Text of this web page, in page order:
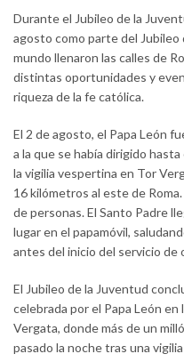
Durante el Jubileo de la
agosto como parte del Jubileo
mundo llenaron las calles de
distintas oportunidades y
riqueza de la fe católica.
El 2 de agosto, el Papa León
a la que se había dirigido
la vigilia vespertina en Tor
16 kilómetros al este de
de personas. El Santo Padre
lugar en el papamóvil,
antes del inicio del servicio de
El Jubileo de la Juventud
celebrada por el Papa León
Vergata, donde más de un
pasado la noche tras una